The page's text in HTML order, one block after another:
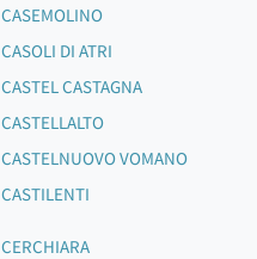
CASEMOLINO
CASOLI DI ATRI
CASTEL CASTAGNA
CASTELLALTO
CASTELNUOVO VOMANO
CASTILENTI
CERCHIARA